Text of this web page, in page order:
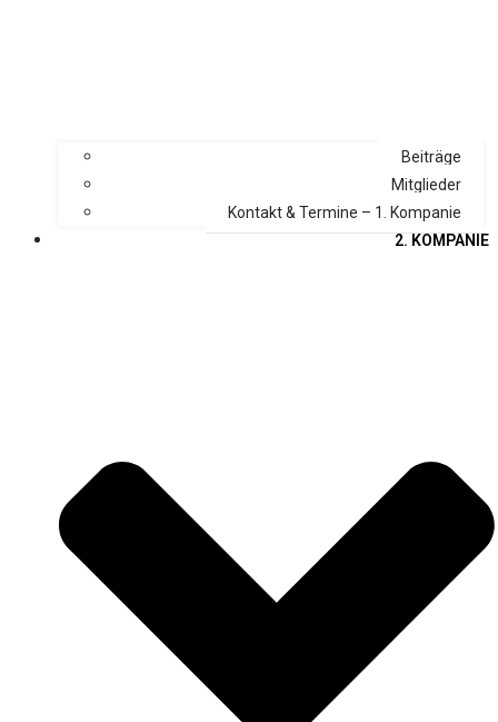
Beiträge
Mitglieder
Kontakt & Termine – 1. Kompanie
2. KOMPANIE